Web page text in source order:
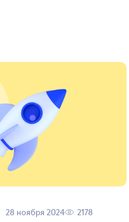
28 ноября 2024 2178